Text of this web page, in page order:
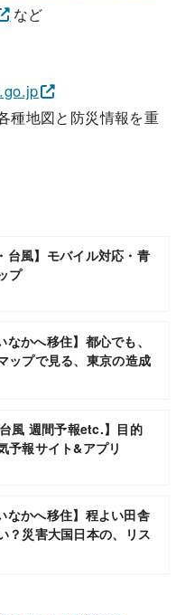
など
種地図と防災情報を重
台風】モバイル対応・青
プ
なかへ移住】都心でも、
ップで見る、東京の造成
台風 週間予報etc.】目的
予報サイト&アプリ
なかへ移住】程よい田舎
？災害大国日本の、リス